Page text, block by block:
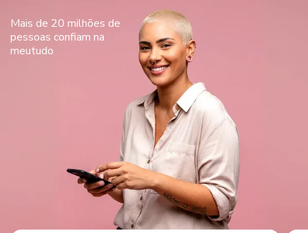
Mais de 20 milhões de
pessoas confiam na
meutudo